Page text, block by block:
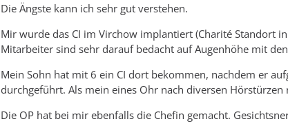
Die Ängste kann ich sehr gut verstehen.
Mir wurde das CI im Virchow implantiert (Charité Standort
Mitarbeiter sind sehr darauf bedacht auf Augenhöhe mit
Mein Sohn hat mit 6 ein CI dort bekommen, nachdem er
durchgeführt. Als mein eines Ohr nach diversen
Die OP hat bei mir ebenfalls die Chefin gemacht.